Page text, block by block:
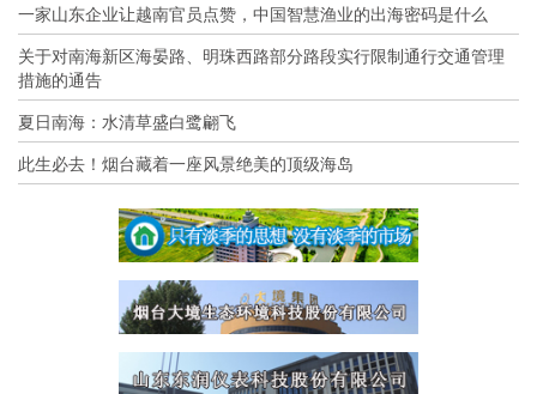
一家山东企业让越南官员点赞，中国智慧渔业的出海密码是什么
关于对南海新区海晏路、明珠西路部分路段实行限制通行交通管理
措施的通告
夏日南海：水清草盛白鹭翩飞
此生必去！烟台藏着一座风景绝美的顶级海岛